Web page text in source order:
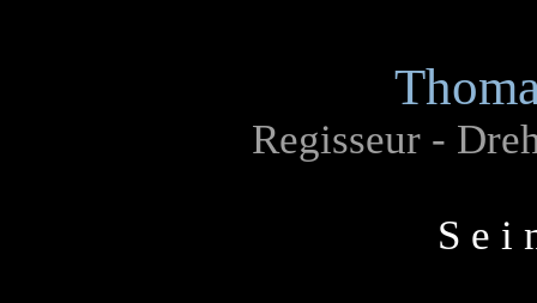
Regisseur -
S e i